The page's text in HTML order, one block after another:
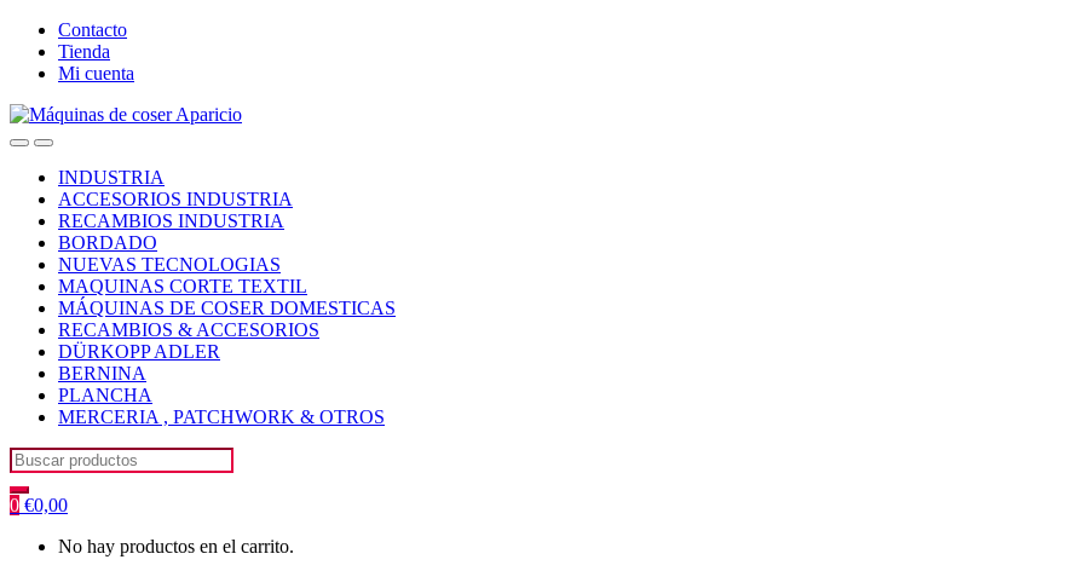
Skip
navigation
Skip
content
Contacto
Tienda
Mi cuenta
OpenClose
INDUSTRIA
ACCESORIOS INDUSTRIA
RECAMBIOS INDUSTRIA
BORDADO
NUEVAS TECNOLOGIAS
MAQUINAS CORTE TEXTIL
MÁQUINAS DE COSER DOMESTICAS
RECAMBIOS & ACCESORIOS
DÜRKOPP ADLER
BERNINA
PLANCHA
MERCERIA , PATCHWORK & OTROS
Search
for:
0 €0,00
No hay productos en el carrito.